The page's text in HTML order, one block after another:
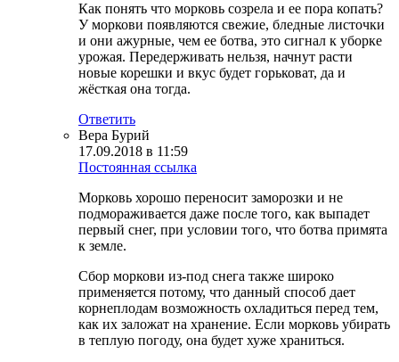
Как понять что морковь созрела и ее пора копать?
У моркови появляются свежие, бледные листочки
и они ажурные, чем ее ботва, это сигнал к уборке
урожая. Передерживать нельзя, начнут расти
новые корешки и вкус будет горьковат, да и
жёсткая она тогда.
Ответить
Вера Бурий
17.09.2018 в 11:59
Постоянная ссылка
Морковь хорошо переносит заморозки и не
подмораживается даже после того, как выпадет
первый снег, при условии того, что ботва примята
к земле.
Сбор моркови из-под снега также широко
применяется потому, что данный способ дает
корнеплодам возможность охладиться перед тем,
как их заложат на хранение. Если морковь убирать
в теплую погоду, она будет хуже храниться.